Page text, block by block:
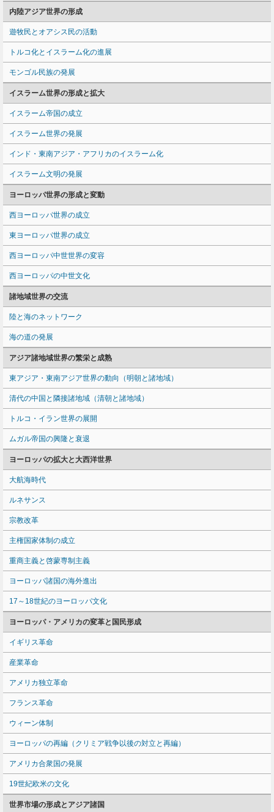
内陸アジア世界の形成
遊牧民とオアシス民の活動
トルコ化とイスラーム化の進展
モンゴル民族の発展
イスラーム世界の形成と拡大
イスラーム帝国の成立
イスラーム世界の発展
インド・東南アジア・アフリカのイスラーム化
イスラーム文明の発展
ヨーロッパ世界の形成と変動
西ヨーロッパ世界の成立
東ヨーロッパ世界の成立
西ヨーロッパ中世世界の変容
西ヨーロッパの中世文化
諸地域世界の交流
陸と海のネットワーク
海の道の発展
アジア諸地域世界の繁栄と成熟
東アジア・東南アジア世界の動向（明朝と諸地域）
清代の中国と隣接諸地域（清朝と諸地域）
トルコ・イラン世界の展開
ムガル帝国の興隆と衰退
ヨーロッパの拡大と大西洋世界
大航海時代
ルネサンス
宗教改革
主権国家体制の成立
重商主義と啓蒙専制主義
ヨーロッパ諸国の海外進出
17～18世紀のヨーロッパ文化
ヨーロッパ・アメリカの変革と国民形成
イギリス革命
産業革命
アメリカ独立革命
フランス革命
ウィーン体制
ヨーロッパの再編（クリミア戦争以後の対立と再編）
アメリカ合衆国の発展
19世紀欧米の文化
世界市場の形成とアジア諸国